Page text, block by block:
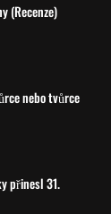
(Recenze)
nebo tvůrce
přinesl 31.